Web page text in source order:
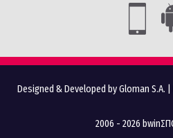
Designed & Developed by Gloman S.A.
2006 - 2026